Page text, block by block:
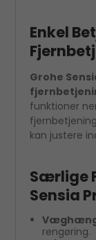
Enkel
Grohe
funktioner
kan justere
Særlige
Sensia
rengøring.